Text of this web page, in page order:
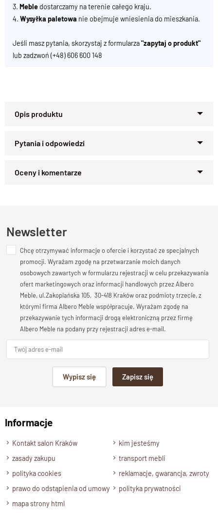
3. Meble dostarczamy na terenie całego kraju.
4. Wysyłka paletowa nie obejmuje wniesienia do mieszkania.
Jeśli masz pytania, skorzystaj z formularza"zapytaj o produkt"
lub zadzwoń (+48) 606 600 148
Drewno Palisandrowe 100%
Meble drewniane nowoczesne
Długość
140 cm
Wysokość
Głębokość
40 cm
Stan produktu
Zmontowany, wolnostojący
Zapytaj o produkt
Dodaj opinię o produkcie
Twoja ocena
Bardzo dobry
Twoja opinia o produkcie
Podpis
Wyślij opinię
Newsletter
Chcę otrzymywać informacje o ofercie i korzystać ze specjalnych
promocji. Wyrażam zgodę na przetwarzanie moich danych
osobowych zawartych w formularzu rejestracji w celu przekazywania
ofert marketingowych oraz informacji handlowych przez Albero
Meble, ul.Zakopiańska 105, 30-418 Kraków oraz podmioty trzecie, z
którymi firma Albero Meble współpracuje. Wyrażam zgodę na
przekazywanie tych informacji drogą elektroniczną przez firmę
Albero Meble na podany przy rejestracji adres e-mail.
Wypisz się Zapisz się
Informacje
Kontakt salon Kraków
kim jesteśmy
zasady zakupu
transport mebli
polityka cookies
reklamacje, gwarancja, zwroty
prawo do odstąpienia od umowy
polityka prywatności
mapa strony html